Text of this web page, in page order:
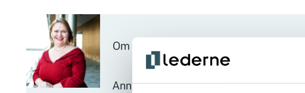
Om kursholder:
Annika Hedström jobber som